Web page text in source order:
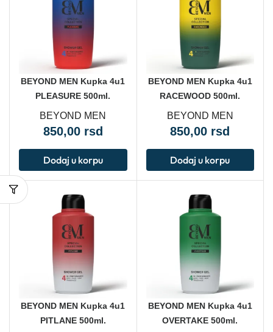
BEYOND MEN Kupka 4u1
PLEASURE 500ml.
BEYOND MEN
850,00 rsd
Dodaj u korpu
BEYOND MEN Kupka 4u1
RACEWOOD 500ml.
BEYOND MEN
850,00 rsd
Dodaj u korpu
BEYOND MEN Kupka 4u1
PITLANE 500ml.
BEYOND MEN Kupka 4u1
OVERTAKE 500ml.